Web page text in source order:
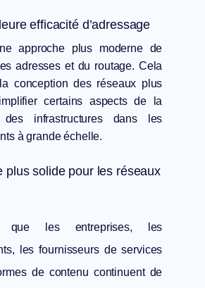
efficacité d’adressage
approche plus moderne de
adresses et du routage. Cela
conception des réseaux plus
certains aspects de la
des infrastructures dans les
à grande échelle.
plus solide pour les réseaux
que les entreprises, les
les fournisseurs de services
de contenu continuent de